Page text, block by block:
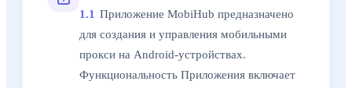
1.1 Приложение MobiHub предназначено
для создания и управления мобильными
прокси на Android-устройствах.
Функциональность Приложения включает